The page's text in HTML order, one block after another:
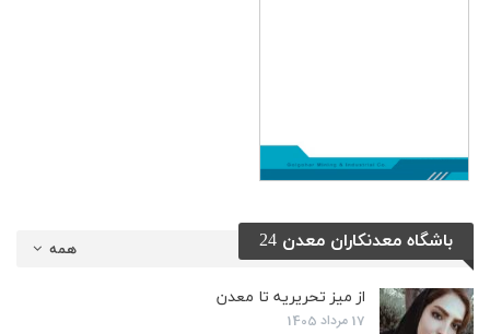
همه باشگاه معدنکاران معدن 24
از میز تحریریه تا معدن
17 مرداد 1405